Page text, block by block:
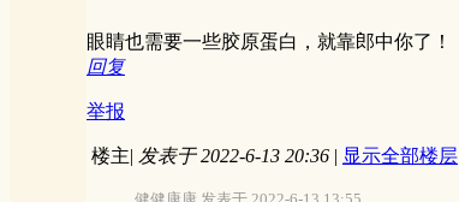
眼睛也需要一些胶原蛋白，就靠郎中你了！
回复
举报
楼主| 发表于 2022-6-13 20:36 | 显示全部楼层